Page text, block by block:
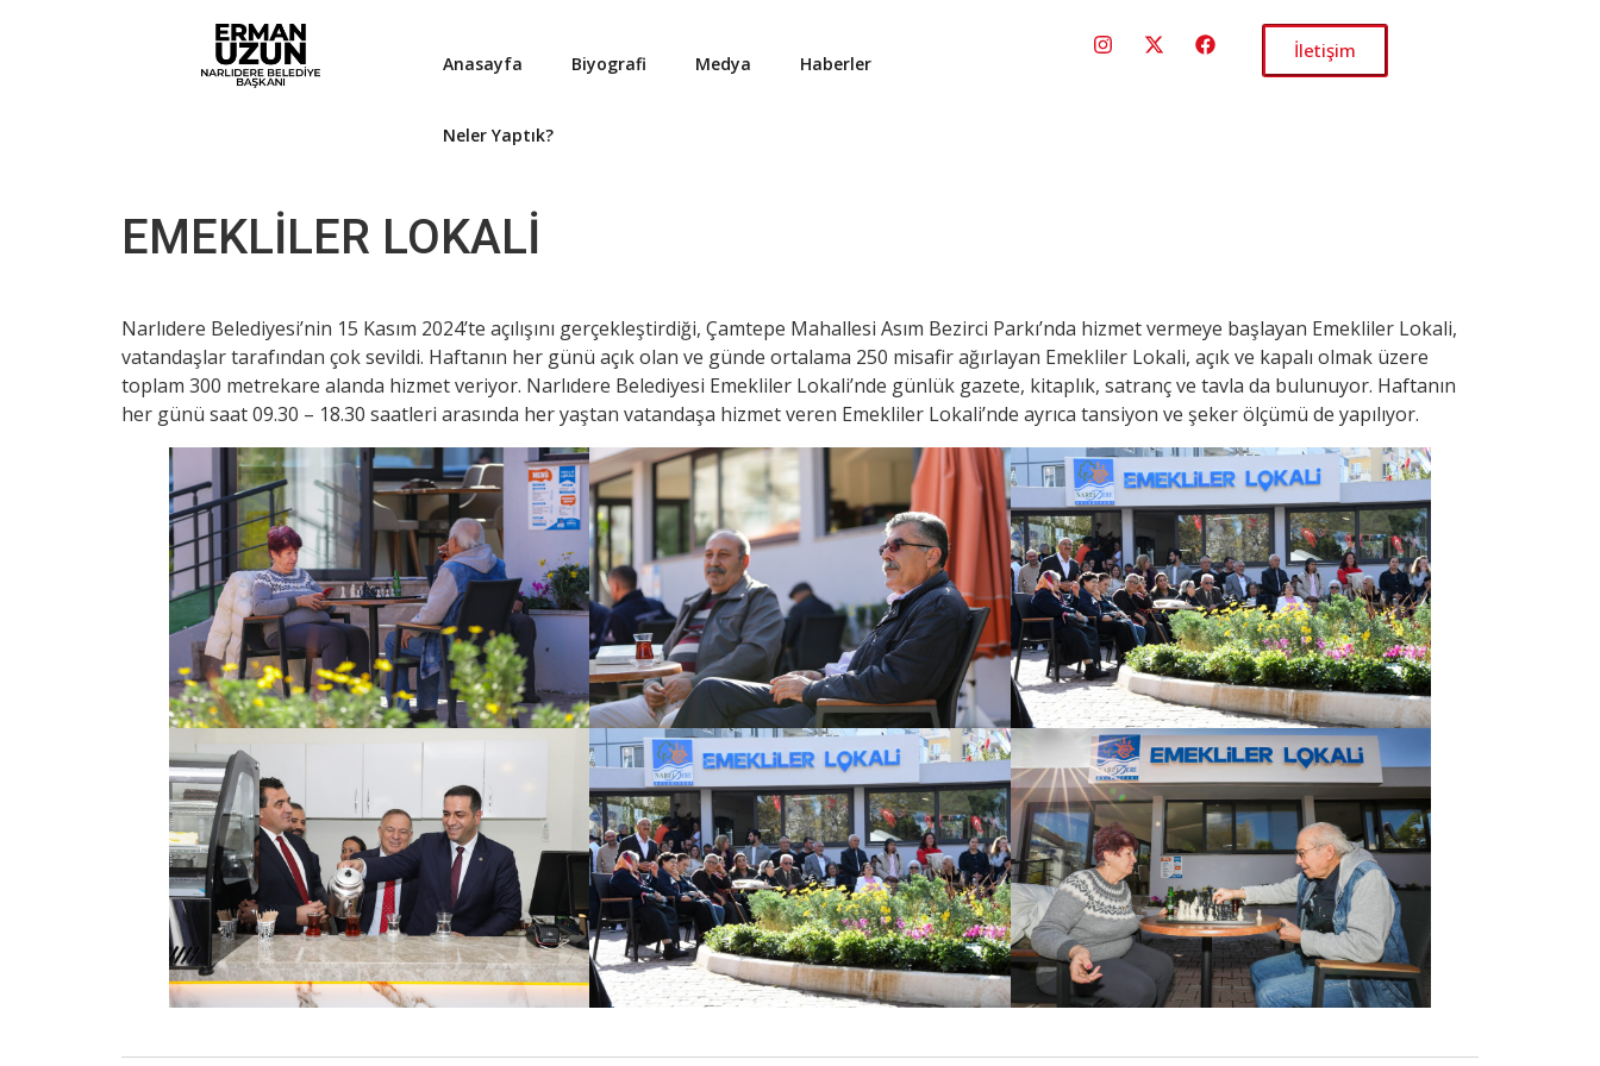
Anasayfa Biyografi Medya Haberler
Neler Yaptık?
İletişim
EMEKLİLER LOKALİ
Narlıdere Belediyesi’nin 15 Kasım 2024’te açılışını gerçekleştirdiği, Çamtepe Mahallesi Asım Bezirci Parkı’nda hizmet vermeye başlayan Emekliler Lokali,
vatandaşlar tarafından çok sevildi. Haftanın her günü açık olan ve günde ortalama 250 misafir ağırlayan Emekliler Lokali, açık ve kapalı olmak üzere
toplam 300 metrekare alanda hizmet veriyor. Narlıdere Belediyesi Emekliler Lokali’nde günlük gazete, kitaplık, satranç ve tavla da bulunuyor. Haftanın
her günü saat 09.30 – 18.30 saatleri arasında her yaştan vatandaşa hizmet veren Emekliler Lokali’nde ayrıca tansiyon ve şeker ölçümü de yapılıyor.